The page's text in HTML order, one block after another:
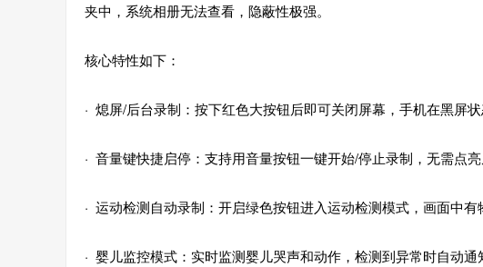
夹中，系统相册无法查看，隐蔽性极强。
核心特性如下：
· 熄屏/后台录制：按下红色大按钮后即可关闭屏幕，手机在黑屏
· 音量键快捷启停：支持用音量按钮一键开始/停止录制，无需点
· 运动检测自动录制：开启绿色按钮进入运动检测模式，画面中
· 婴儿监控模式：实时监测婴儿哭声和动作，检测到异常时自动通